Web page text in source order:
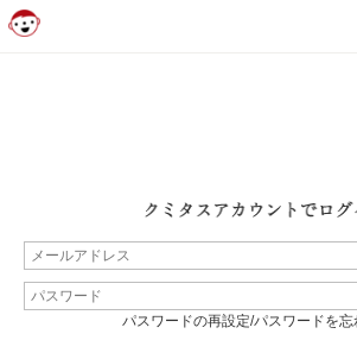
パスワードの再設定/パスワードを忘